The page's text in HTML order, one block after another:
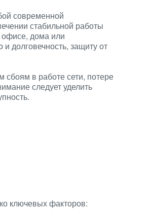
современной
стабильной работы
офисе, дома или
долговечность, защиту от
сбоям в работе сети, потере
следует уделить
ключевых факторов: